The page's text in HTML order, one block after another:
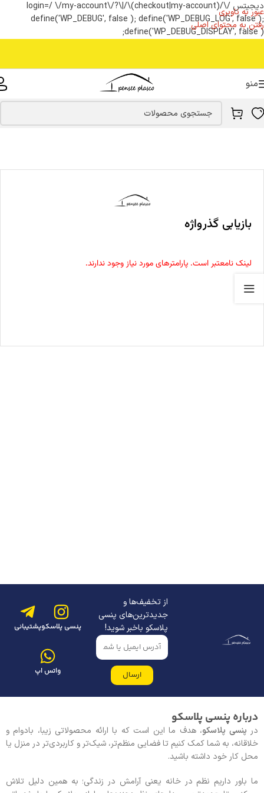
دیجیتس /\/(checkout|my-account)\/|\?login=/ \/my-account\/
define('WP_DEBUG', false ); define('WP_DEBUG_LOG', false );
define('WP_DEBUG_DISPLAY', false );
عبور به ناوبری
رفتن به محتوای اصلی
منو
بازیابی گذرواژه
لینک نامعتبر است. پارامترهای مورد نیاز وجود ندارند.
از تخفیف‌ها و
جدیدترین‌های پنسی
پلاسکو باخبر شوید!
ارسال
پنسی پلاسکوپشتیبانی
واتس اپ
درباره پنسی پلاسکو
در پنسی پلاسکو، هدف ما این است که با ارائه محصولاتی زیبا، بادوام و
خلاقانه، به شما کمک کنیم تا فضایی منظم‌تر، شیک‌تر و کاربردی‌تر در منزل یا
محل کار خود داشته باشید.
ما باور داریم نظم در خانه یعنی آرامش در زندگی؛ به همین دلیل تلاش